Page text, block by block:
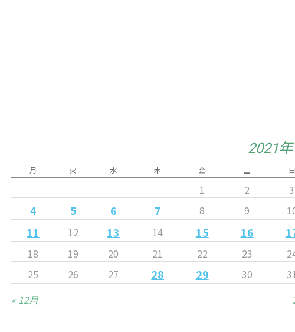
2021
月 火 水 木 金 土 日
1 2 3
4 5 6 7 8 9
11 12 13 14 15 16
18 19 20 21 22 23
25
26 27 28 29 30
« 12月